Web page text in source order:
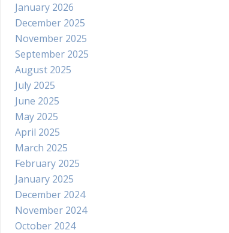
January 2026
December 2025
November 2025
September 2025
August 2025
July 2025
June 2025
May 2025
April 2025
March 2025
February 2025
January 2025
December 2024
November 2024
October 2024